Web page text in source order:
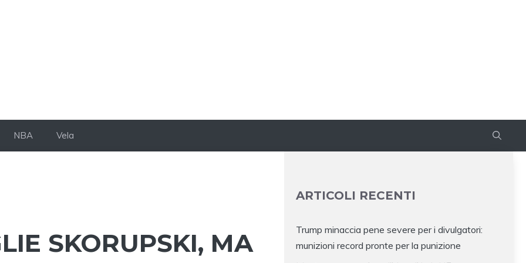
NBA Vela
SKORUPSKI, MA
ARTICOLI RECENTI
Trump minaccia pene severe per i divulgatori:
munizioni record pronte per la punizione